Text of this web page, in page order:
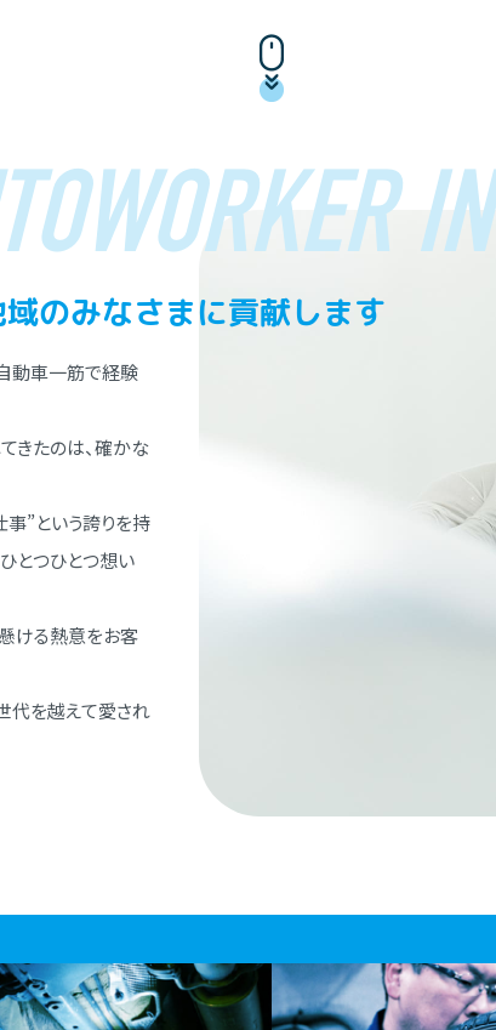
のみなさまに貢献します
動⾞⼀筋で経験
きたのは、確かな
”という誇りを持
とつひとつ想い
ける熱意をお客
代を越えて愛され